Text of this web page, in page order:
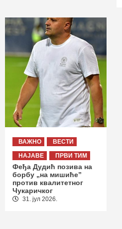
ВАЖНО
ВЕСТИ
НАЈАВЕ
ПРВИ ТИМ
Феђа Дудић позива на
борбу „на мишиће”
против квалитетног
Чукаричког
31. јул 2026.